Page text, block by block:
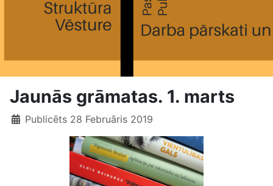
Jaunās grāmatas. 1. marts
Publicēts 28 Februāris 2019